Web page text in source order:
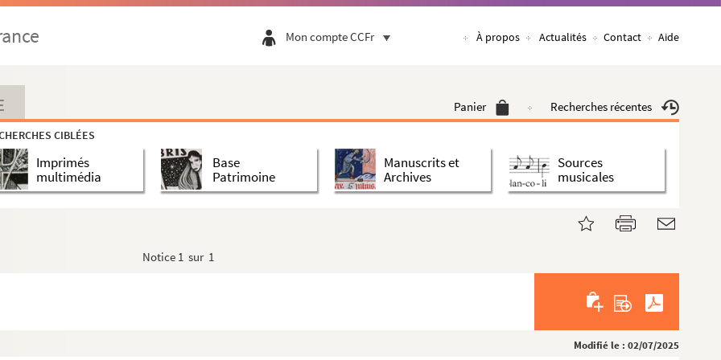
Mon compte CCFr À propos Actualités Contact Aide
Panier Recherches récentes
CIBLÉES
Imprimés
multimédia
Base
Patrimoine
Manuscrits et
Archives
Sources
musicales
Notice 1 sur 1
Modifié le : 02/07/2025